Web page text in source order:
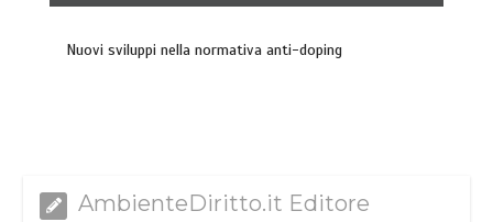
Nuovi sviluppi nella normativa anti-doping
AmbienteDiritto.it Editore